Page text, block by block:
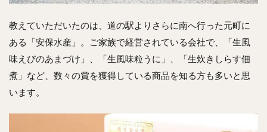
教えていただいたのは、道の駅よりさらに南へ行った元町に
ある「安保水産」。ご家族で経営されている会社で、「生風
味えびのあまづけ」、「生風味粒うに」、「生炊きしらす佃
煮」など、数々の賞を獲得している商品を知る方も多いと思
います。